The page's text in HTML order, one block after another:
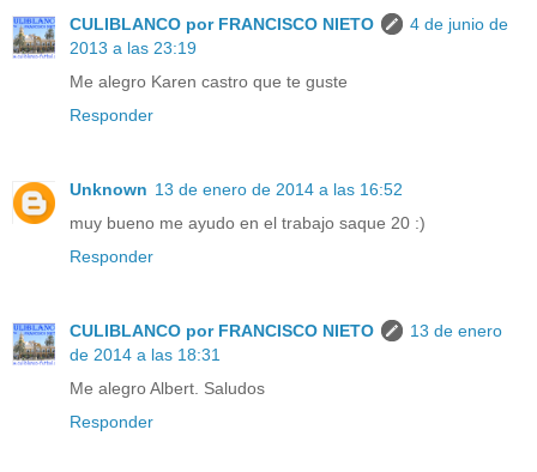
CULIBLANCO por FRANCISCO NIETO
4 de junio de
2013 a las 23:19
Me alegro Karen castro que te guste
Responder
Unknown 13 de enero de 2014 a las 16:52
muy bueno me ayudo en el trabajo saque 20 :)
Responder
CULIBLANCO por FRANCISCO NIETO
13 de enero
de 2014 a las 18:31
Me alegro Albert. Saludos
Responder